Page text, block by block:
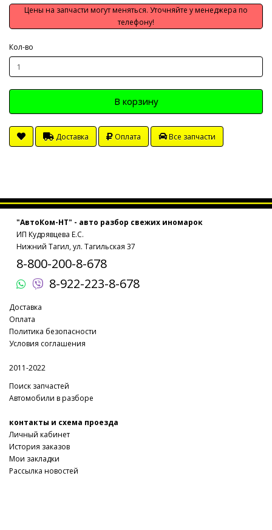
Цены на запчасти могут меняться. Уточняйте у менеджера по
телефону!
Кол-во
В корзину
Доставка Оплата Все запчасти
"АвтоКом-НТ" - авто разбор свежих иномарок
ИП Кудрявцева Е.С.
Нижний Тагил, ул. Тагильская 37
8-800-200-8-678
8-922-223-8-678
Доставка
Оплата
Политика безопасности
Условия соглашения
2011-2022
Поиск запчастей
Автомобили в разборе
контакты и схема проезда
Личный кабинет
История заказов
Мои закладки
Рассылка новостей